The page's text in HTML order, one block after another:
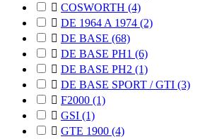
 COSWORTH (4)
 DE 1964 A 1974 (2)
 DE BASE (68)
 DE BASE PH1 (6)
 DE BASE PH2 (1)
 DE BASE SPORT / GTI (3)
 F2000 (1)
 GSI (1)
 GTE 1900 (4)